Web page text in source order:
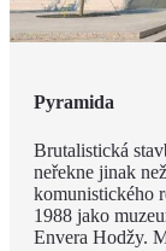
Pyramida
Brutalistická
neřekne jinak
komunistického
1988 jako
Envera Hodžy.